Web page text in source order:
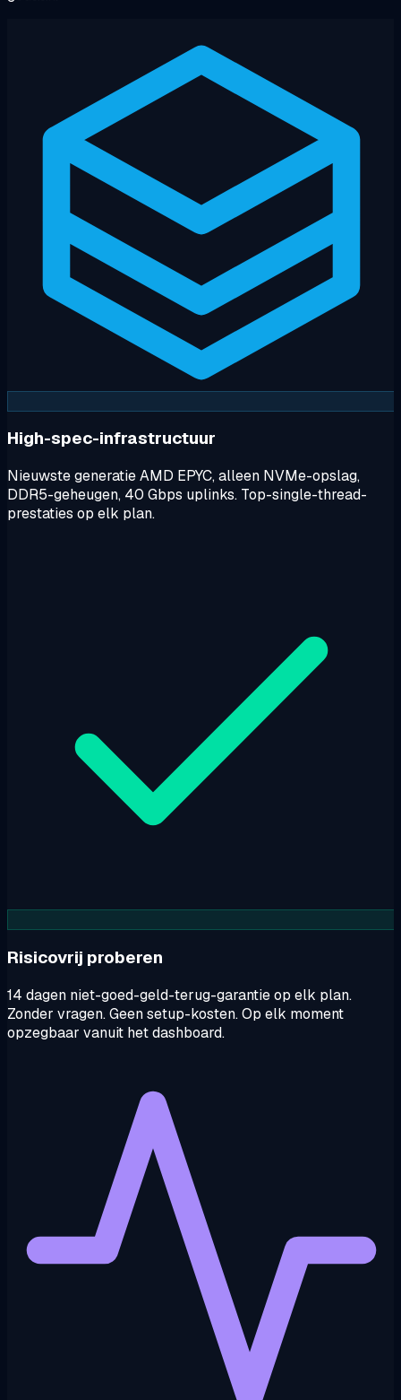
High-spec-infrastructuur
Nieuwste generatie AMD EPYC, alleen NVMe-opslag,
DDR5-geheugen, 40 Gbps uplinks. Top-single-thread-
prestaties op elk plan.
Risicovrij proberen
14 dagen niet-goed-geld-terug-garantie op elk plan.
Zonder vragen. Geen setup-kosten. Op elk moment
opzegbaar vanuit het dashboard.